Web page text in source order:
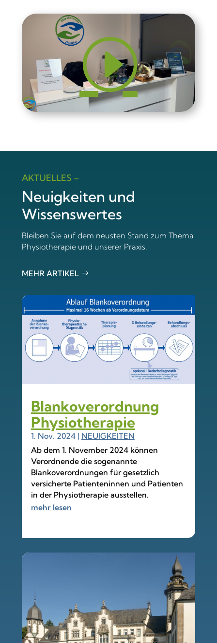
AKTUELLES –
Neuigkeiten und
Wissens­wertes
Bleiben Sie auf dem neusten Stand zum Thema
Physiotherapie und unserer Praxis.
MEHR ARTIKEL
Blankoverordnung
Physiotherapie
1. Nov. 2024| NEUIGKEITEN
Ab dem 1. November 2024 können
Verordnende die sogenannte
Blankoverordnungen für gesetzlich
versicherte Patienteninnen und Patienten
in der Physiotherapie ausstellen.
mehr lesen